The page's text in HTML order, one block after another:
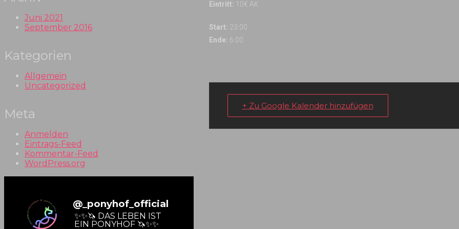
Juni 2021
September 2016
Kategorien
Allgemein
Uncategorized
Meta
Anmelden
Eintrags-Feed
Kommentar-Feed
WordPress.org
@ _ponyhof_official
✨✨🦄 DAS LEBEN IST
EIN PONYHOF 🦄✨✨
Eintritt: 10€ AK
Start: 23:00
Ende: 6:00
+ Zu Google Kalender hinzufügen